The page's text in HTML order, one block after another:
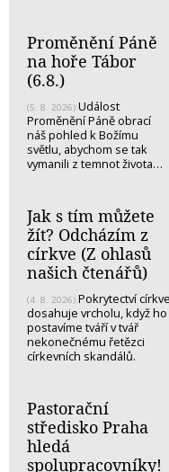
Proměnění Páně
na hoře Tábor
(6.8.)
(5. 8. 2026) Událost
Proměnění Páně obrací
náš pohled k Božímu
světlu, abychom se tak
vymanili z temnot života…
Jak s tím můžete
žít? Odcházím z
církve (Z ohlasů
našich čtenářů)
(4. 8. 2026) Pokrytectví církve
dosahuje vrcholu, když ho
postavíme tváří v tvář
nekonečnému řetězci
církevních skandálů.
Pastorační
středisko Praha
hledá
spolupracovníky!